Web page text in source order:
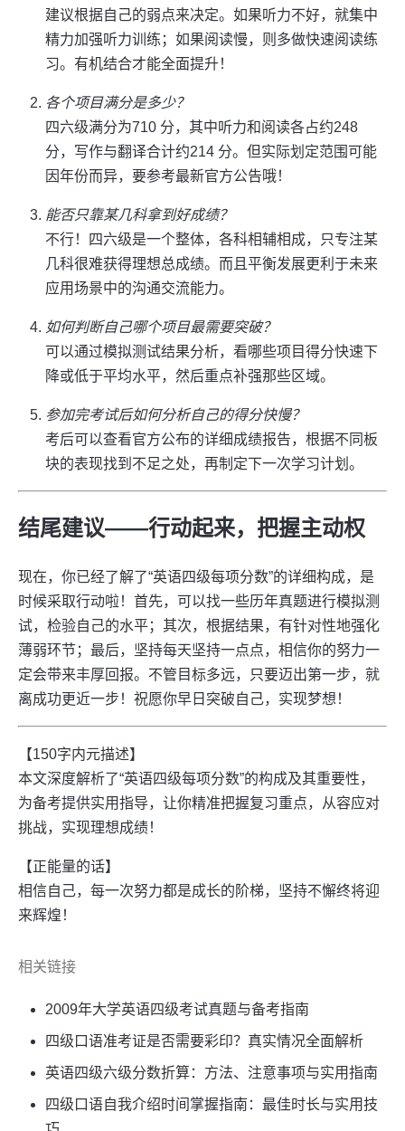
建议根据自己的弱点来决定。如果听力不好，就集中
精力加强听力训练；如果阅读慢，则多做快速阅读练
习。有机结合才能全面提升！
各个项目满分是多少？
四六级满分为710 分，其中听力和阅读各占约248
分，写作与翻译合计约214 分。但实际划定范围可能
因年份而异，要参考最新官方公告哦！
能否只靠某几科拿到好成绩？
不行！四六级是一个整体，各科相辅相成，只专注某
几科很难获得理想总成绩。而且平衡发展更利于未来
应用场景中的沟通交流能力。
如何判断自己哪个项目最需要突破？
可以通过模拟测试结果分析，看哪些项目得分快速下
降或低于平均水平，然后重点补强那些区域。
参加完考试后如何分析自己的得分快慢？
考后可以查看官方公布的详细成绩报告，根据不同板
块的表现找到不足之处，再制定下一次学习计划。
结尾建议——行动起来，把握主动权
现在，你已经了解了“英语四级每项分数”的详细构成，是
时候采取行动啦！首先，可以找一些历年真题进行模拟测
试，检验自己的水平；其次，根据结果，有针对性地强化
薄弱环节；最后，坚持每天坚持一点点，相信你的努力一
定会带来丰厚回报。不管目标多远，只要迈出第一步，就
离成功更近一步！祝愿你早日突破自己，实现梦想！
【150字内元描述】
本文深度解析了“英语四级每项分数”的构成及其重要性，
为备考提供实用指导，让你精准把握复习重点，从容应对
挑战，实现理想成绩！
【正能量的话】
相信自己，每一次努力都是成长的阶梯，坚持不懈终将迎
来辉煌！
相关链接
2009年大学英语四级考试真题与备考指南
四级口语准考证是否需要彩印？真实情况全面解析
英语四级六级分数折算：方法、注意事项与实用指南
四级口语自我介绍时间掌握指南：最佳时长与实用技